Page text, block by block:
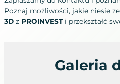
Poznaj możliwości, jakie niesie
3D z PROINVESTi przekształć
Galeria